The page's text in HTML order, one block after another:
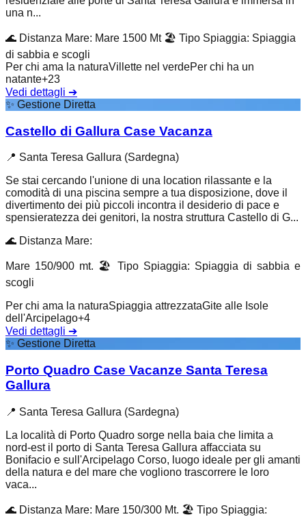
una n...
🌊 Distanza Mare: Mare 1500 Mt 🏖️ Tipo Spiaggia: Spiaggia
di sabbia e scogli
Per chi ama la naturaVillette nel verdePer chi ha un
natante+23
Vedi dettagli ➔
✨ Gestione Diretta
Castello di Gallura Case Vacanza
📍 Santa Teresa Gallura (Sardegna)
Se stai cercando l'unione di una location rilassante e la
comodità di una piscina sempre a tua disposizione, dove il
divertimento dei più piccoli incontra il desiderio di pace e
spensieratezza dei genitori, la nostra struttura Castello di G...
🌊 Distanza Mare:
Mare 150/900 mt. 🏖️ Tipo Spiaggia: Spiaggia di sabbia e
scogli
Per chi ama la naturaSpiaggia attrezzataGite alle Isole
dell'Arcipelago+4
Vedi dettagli ➔
✨ Gestione Diretta
Porto Quadro Case Vacanze Santa Teresa
Gallura
📍 Santa Teresa Gallura (Sardegna)
La località di Porto Quadro sorge nella baia che limita a
nord-est il porto di Santa Teresa Gallura affacciata su
Bonifacio e sull'Arcipelago Corso, luogo ideale per gli amanti
della natura e del mare che vogliono trascorrere le loro
vaca...
🌊 Distanza Mare: Mare 150/300 Mt. 🏖️ Tipo Spiaggia: